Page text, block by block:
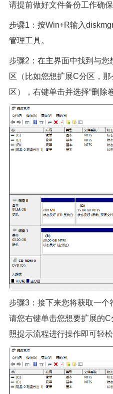
请提前做好文件备份工作确
步骤1：按Win+R输入
管理工具。
步骤2：在主界面中找到与
区（比如您想扩展C分区，
区），右键单击并选择“删除卷
步骤3：接下来您将获取一个
请您右键单击您想要扩展的C
照提示流程进行操作即可轻